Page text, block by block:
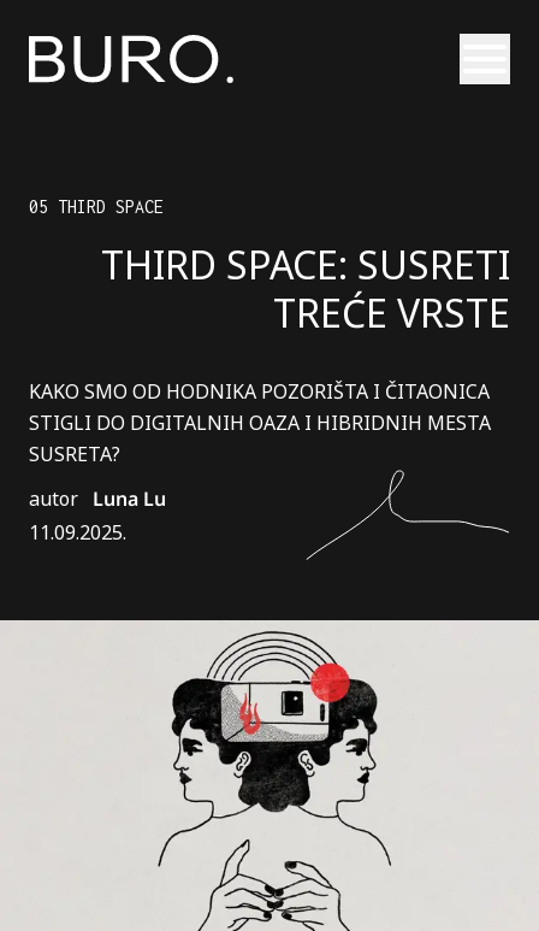
05 THIRD SPACE
THIRD SPACE: SUSRETI
TREĆE VRSTE
KAKO SMO OD HODNIKA POZORIŠTA I ČITAONICA
STIGLI DO DIGITALNIH OAZA I HIBRIDNIH MESTA
SUSRETA?
autor Luna Lu
11.09.2025.